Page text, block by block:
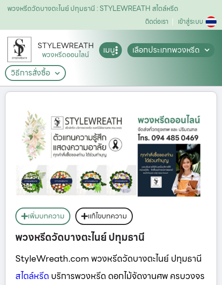
พวงหรีดวัดบางตะไนย์ ปทุมธานี : STYLEWREATH สไตล์หรีด
ติดต่อเรา เข้าสู่ระบบ
STYLEWREATH
พวงหรีดออนไลน์ เมนู
เลือกประเภทพวงหรีด
วิธีการสั่งซื้อ
เพิ่มบทความ แก้ไขบทความ
พวงหรีดวัดบางตะไนย์ ปทุมธานี
StyleWreath.com พวงหรีดวัดบางตะไนย์ ปทุมธานี
สไตล์หรีด บริการพวงหรีด ดอกไม้จัดงานศพ ครบวงจร